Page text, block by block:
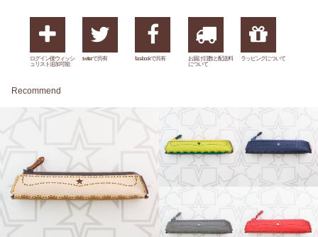
ログイン後ウィッシ
ュリスト追加可能
twitterで共有 facebookで共有
お届け日数と配送料
について
ラッピングについて
Recommend